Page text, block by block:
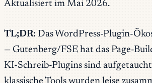
Aktualisiert im Mai 2026.
TL;DR: Das WordPress-Plugin-
— Gutenberg/FSE hat das Page-
KI-Schreib-Plugins sind